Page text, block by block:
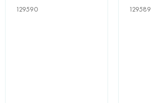
129590 129589